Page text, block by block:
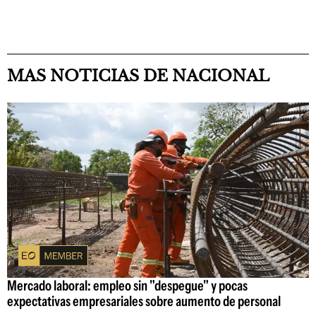
MAS NOTICIAS DE NACIONAL
Mercado laboral: empleo sin "despegue" y pocas
expectativas empresariales sobre aumento de personal